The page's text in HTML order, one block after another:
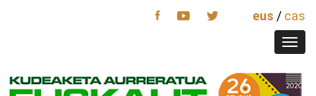
eus / cas